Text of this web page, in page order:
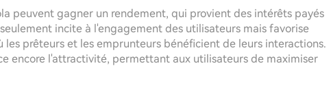
peuvent gagner un rendement, qui provient des intérêts payés
incite à l'engagement des utilisateurs mais favorise
prêteurs et les emprunteurs bénéficient de leurs interactions.
encore l'attractivité, permettant aux utilisateurs de maximiser